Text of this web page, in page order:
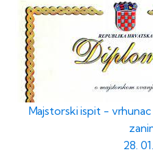
Majstorski ispit -
28.